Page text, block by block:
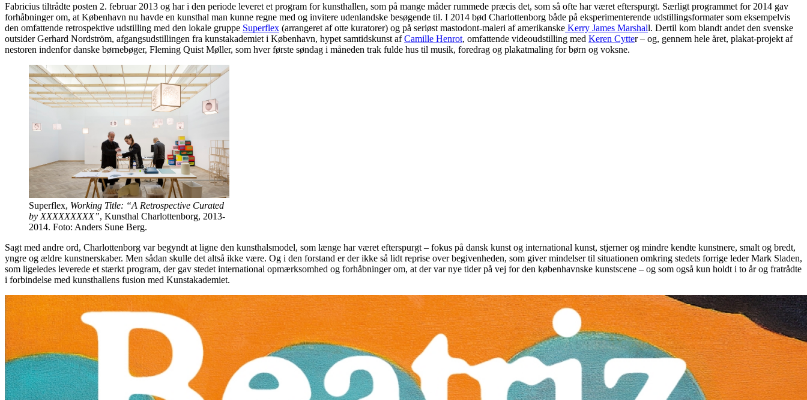
Fabricius tiltrådte posten 2. februar 2013 og har i den periode leveret et program for kunsthallen, som på mange måder rummede præcis det, som så ofte har været efterspurgt. Særligt programmet for 2014 gav
forhåbninger om, at København nu havde en kunsthal man kunne regne med og invitere udenlandske besøgende til. I 2014 bød Charlottenborg både på eksperimenterende udstillingsformater som eksempelvis
den omfattende retrospektive udstilling med den lokale gruppe Superflex (arrangeret af otte kuratorer) og på seriøst mastodont-maleri af amerikanske Kerry James Marshall. Dertil kom blandt andet den svenske
outsider Gerhard Nordström, afgangsudstillingen fra kunstakademiet i København, hypet samtidskunst afCamille Henrot, omfattende videoudstilling med Keren Cytter – og, gennem hele året, plakat-projekt af
nestoren indenfor danske børnebøger, Fleming Quist Møller, som hver første søndag i måneden trak fulde hus til musik, foredrag og plakatmaling for børn og voksne.
Superflex, Working Title: “A Retrospective Curated
by XXXXXXXXX”, Kunsthal Charlottenborg, 2013-
2014. Foto: Anders Sune Berg.
Sagt med andre ord, Charlottenborg var begyndt at ligne den kunsthalsmodel, som længe har været efterspurgt – fokus på dansk kunst og international kunst, stjerner og mindre kendte kunstnere, smalt og bredt,
yngre og ældre kunstnerskaber. Men sådan skulle det altså ikke være. Og i den forstand er der ikke så lidt reprise over begivenheden, som giver mindelser til situationen omkring stedets forrige leder Mark Sladen,
som ligeledes leverede et stærkt program, der gav stedet international opmærksomhed og forhåbninger om, at der var nye tider på vej for den københavnske kunstscene – og som også kun holdt i to år og fratrådte
i forbindelse med kunsthallens fusion med Kunstakademiet.